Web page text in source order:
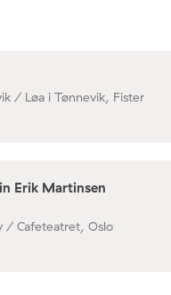
/ Løa i Tønnevik, Fister
Erik Martinsen
/ Cafeteatret, Oslo